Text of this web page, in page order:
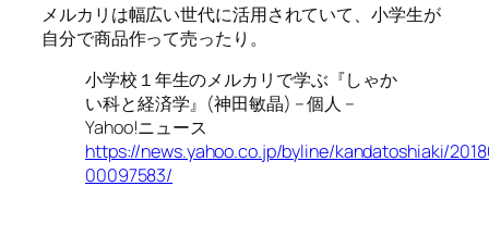
メルカリは幅広い世代に活用されていて、小学生が
自分で商品作って売ったり。
小学校１年生のメルカリで学ぶ『しゃか
い科と経済学』(神田敏晶) – 個人 –
Yahoo!ニュース
https://news.yahoo.co.jp/byline/kandatoshiaki/
00097583/